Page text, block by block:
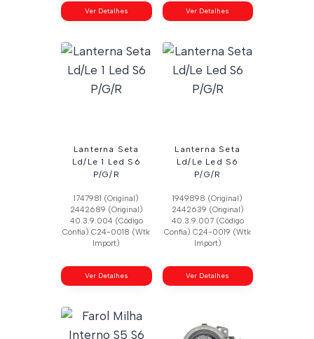
Ver Detalhes Ver Detalhes
Lanterna Seta
Ld/Le 1 Led S6
P/G/R
1747981 (Original)
2442689 (Original)
40.3.9.004 (Código
Confia) C24-0018 (Wtk
Import)
Ver Detalhes
Lanterna Seta
Ld/Le Led S6
P/G/R
1949898 (Original)
2442639 (Original)
40.3.9.007 (Código
Confia) C24-0019 (Wtk
Import)
Ver Detalhes